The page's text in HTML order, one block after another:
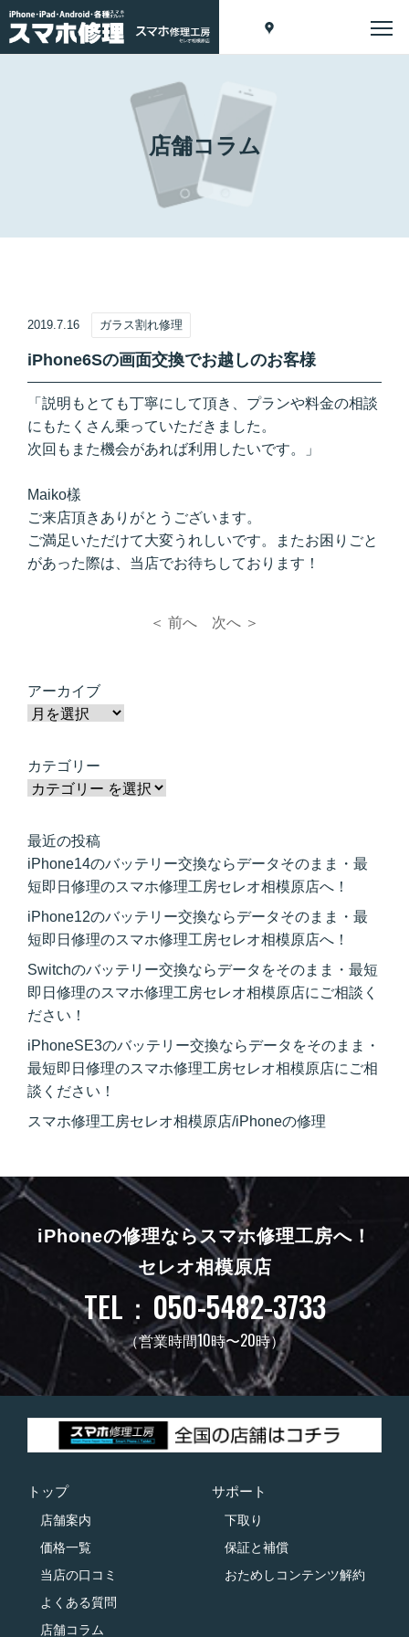
店舗コラム
2019.7.16 ガラス割れ修理
iPhone6Sの画面交換でお越しのお客様
「説明もとても丁寧にして頂き、プランや料金の相談
にもたくさん乗っていただきました。
次回もまた機会があれば利用したいです。」
Maiko樣
ご来店頂きありがとうございます。
ご満足いただけて大変うれしいです。またお困りごと
があった際は、当店でお待ちしております！
＜ 前へ 次へ ＞
アーカイブ
カテゴリー
最近の投稿
iPhone14のバッテリー交換ならデータそのまま・最
短即日修理のスマホ修理工房セレオ相模原店へ！
iPhone12のバッテリー交換ならデータそのまま・最
短即日修理のスマホ修理工房セレオ相模原店へ！
Switchのバッテリー交換ならデータをそのまま・最短
即日修理のスマホ修理工房セレオ相模原店にご相談く
ださい！
iPhoneSE3のバッテリー交換ならデータをそのまま・
最短即日修理のスマホ修理工房セレオ相模原店にご相
談ください！
スマホ修理工房セレオ相模原店/iPhoneの修理
iPhoneの修理ならスマホ修理工房へ！
セレオ相模原店
TEL：050-5482-3733
（営業時間10時〜20時）
トップ
店舗案内
価格一覧
当店の口コミ
よくある質問
店舗コラム
サポート
下取り
保証と補償
おためしコンテンツ解約